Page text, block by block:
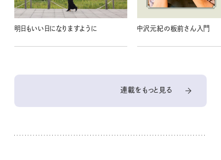
明日もいい日になりますように 中沢元紀の板前さん入門
連載をもっと見る